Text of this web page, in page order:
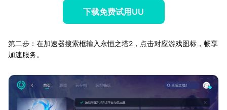
下载免费试用UU
第二步：在加速器搜索框输入永恒之塔2，点击对应游戏图标，畅享
加速服务。